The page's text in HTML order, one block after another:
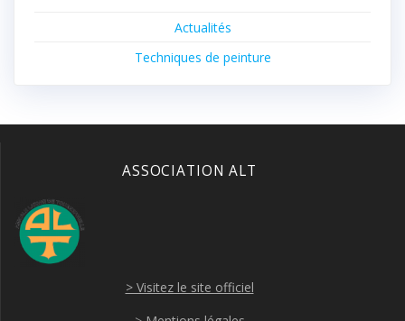
Actualités
Techniques de peinture
ASSOCIATION ALT
> Visitez le site officiel